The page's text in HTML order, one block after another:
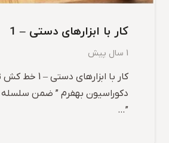
کار با ابزارهای دستی – 1
1 سال پیش
کار با ابزارهای
دکوراسیون بهفرم ” ضمن سلسله
”…